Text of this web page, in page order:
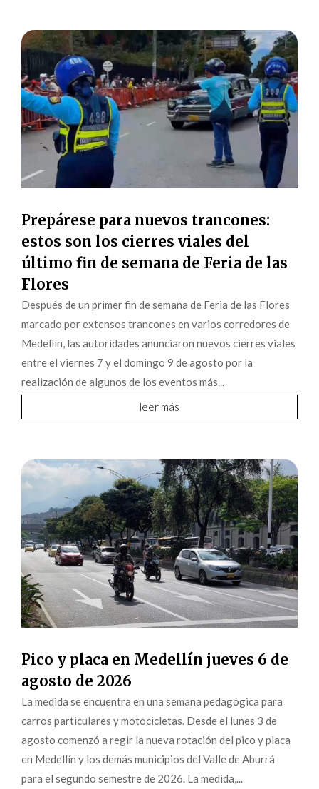
Prepárese para nuevos trancones:
estos son los cierres viales del
último fin de semana de Feria de las
Flores
Después de un primer fin de semana de Feria de las Flores
marcado por extensos trancones en varios corredores de
Medellín, las autoridades anunciaron nuevos cierres viales
entre el viernes 7 y el domingo 9 de agosto por la
realización de algunos de los eventos más...
leer más
Pico y placa en Medellín jueves 6 de
agosto de 2026
La medida se encuentra en una semana pedagógica para
carros particulares y motocicletas. Desde el lunes 3 de
agosto comenzó a regir la nueva rotación del pico y placa
en Medellín y los demás municipios del Valle de Aburrá
para el segundo semestre de 2026. La medida,...